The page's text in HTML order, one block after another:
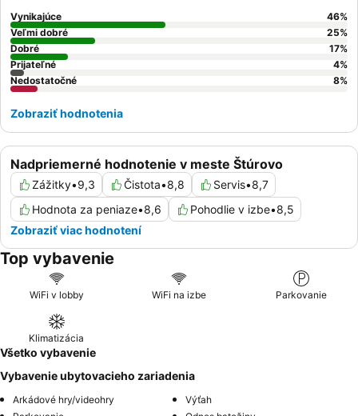
Nadpriemerné hodnotenie v meste Štúrovo
Zážitky•9,3 Čistota•8,8 Servis•8,7
Hodnota za peniaze•8,6 Pohodlie v izbe•8,5
Zobraziť viac hodnotení
Vynikajúce 46%
Veľmi dobré
25%
Dobré
17%
Prijateľné
4%
Nedostatočné
8%
Zobraziť hodnotenia
Top vybavenie
WiFi v lobby WiFi na izbe Parkovanie
Klimatizácia
Všetko vybavenie
Vybavenie ubytovacieho zariadenia
Arkádové hry/videohry
Výťah